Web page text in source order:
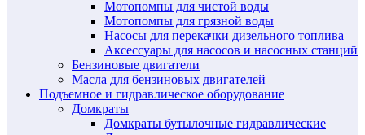
Мотопомпы для чистой воды
Мотопомпы для грязной воды
Насосы для перекачки дизельного топлива
Аксессуары для насосов и насосных станций
Бензиновые двигатели
Масла для бензиновых двигателей
Подъемное и гидравлическое оборудование
Домкраты
Домкраты бутылочные гидравлические